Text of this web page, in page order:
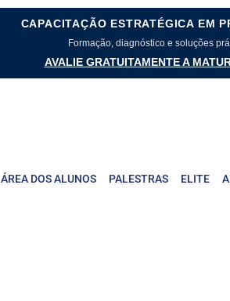
CAPACITAÇÃO ESTRATÉGICA EM
Formação, diagnóstico e soluções
AVALIE GRATUITAMENTE A
ÁREA DOS ALUNOS PALESTRAS ELITE